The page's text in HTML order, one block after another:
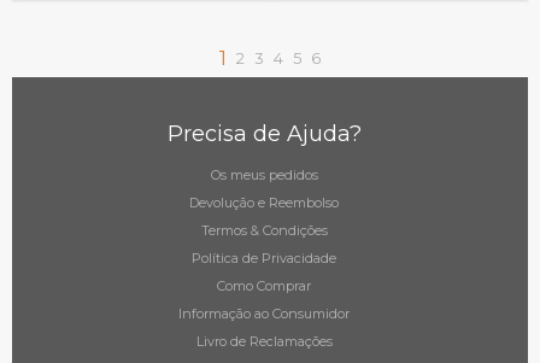
1 2 3 4 5 6
Precisa de Ajuda?
Os meus pedidos
Devolução e Reembolso
Termos & Condições
Política de Privacidade
Como Comprar
Informação ao Consumidor
Livro de Reclamações